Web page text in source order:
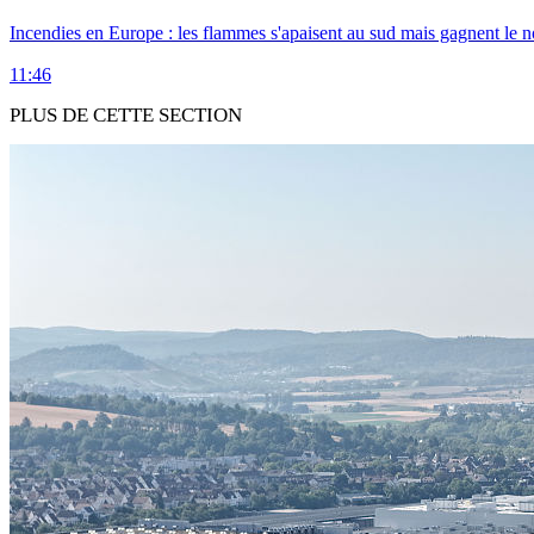
Incendies en Europe : les flammes s'apaisent au sud mais gagnent le
11:46
PLUS DE CETTE SECTION